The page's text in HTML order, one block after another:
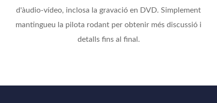
d'àudio-vídeo, inclosa la gravació en DVD. Simplement
mantingueu la pilota rodant per obtenir més discussió i
detalls fins al final.